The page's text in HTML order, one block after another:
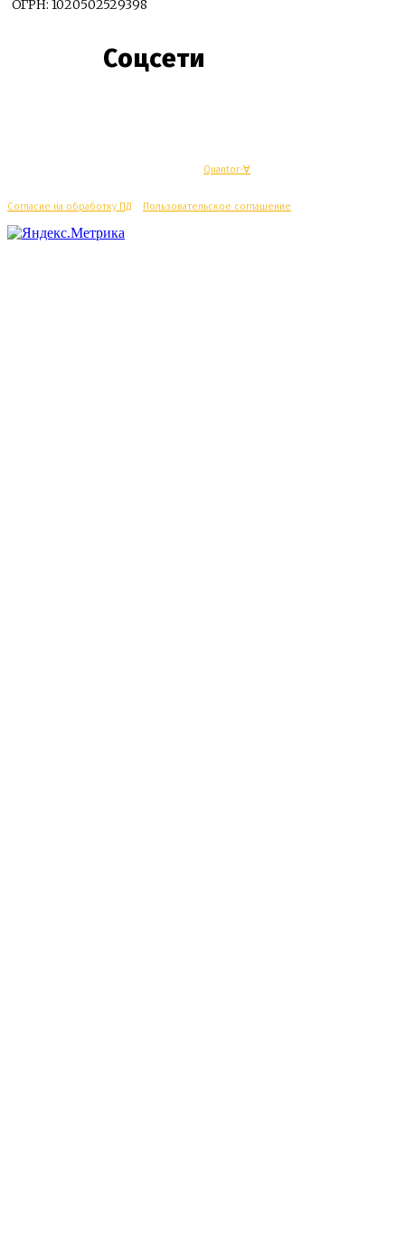
ОГРН: 1020502529398
Соцсети
Quantor-∀
Согласие на обработку ПД Пользовательское соглашение